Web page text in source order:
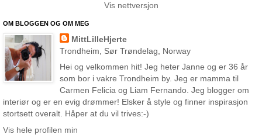
Vis nettversjon
OM BLOGGEN OG OM MEG
MittLilleHjerte
Trondheim, Sør Trøndelag, Norway
Hei og velkommen hit! Jeg heter Janne og er 36 år
som bor i vakre Trondheim by. Jeg er mamma til
Carmen Felicia og Liam Fernando. Jeg blogger om
interiør og er en evig drømmer! Elsker å style og finner inspirasjon
stortsett overalt. Håper at du vil trives:-)
Vis hele profilen min